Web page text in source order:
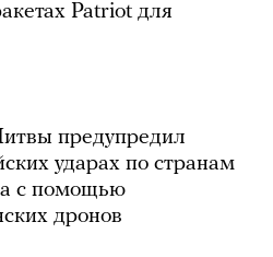
Patriot для
предупредил
ударах по странам
с помощью
дронов